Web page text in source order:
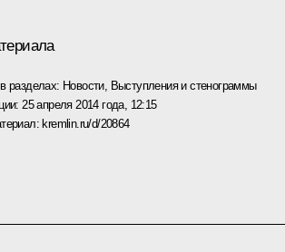
разделах: Новости, Выступления и стенограммы
25 апреля 2014 года, 12:15
kremlin.ru/d/20864